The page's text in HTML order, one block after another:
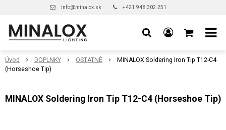
info@minalox.sk +421 948 302 251
Úvod DOPLNKY OSTATNÉ
MINALOX Soldering Iron Tip T12-C4
(Horseshoe Tip)
MINALOX Soldering Iron Tip T12-C4 (Horseshoe Tip)